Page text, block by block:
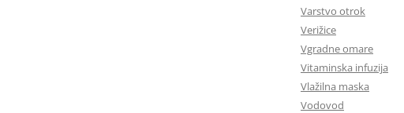
Varstvo otrok
Verižice
Vgradne omare
Vitaminska infuzija
Vlažilna maska
Vodovod